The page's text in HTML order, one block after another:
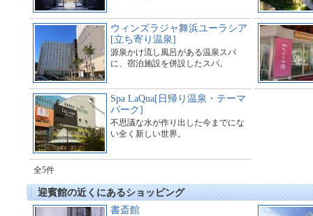
ウィンズラジャ舞浜ユーラシア
[立ち寄り温泉]
源泉かけ流し風呂がある温泉スパ
に、宿泊施設を併設したスパ。
Spa LaQua[日帰り温泉・テーマ
パーク]
不思議な水が作り出した今までにな
い全く新しい世界。
全5件
迎賓館の近くにあるショッピング
書斎館